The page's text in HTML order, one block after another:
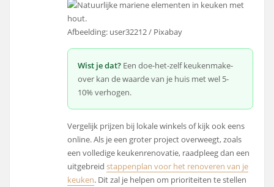
Afbeelding: user32212 / Pixabay
Wist je dat? Een doe-het-zelf keukenmake-
over kan de waarde van je huis met wel 5-
10% verhogen.
Vergelijk prijzen bij lokale winkels of kijk ook eens
online. Als je een groter project overweegt, zoals
een volledige keukenrenovatie, raadpleeg dan een
uitgebreidstappenplan voor het renoveren van je
keuken. Dit zal je helpen om prioriteiten te stellen